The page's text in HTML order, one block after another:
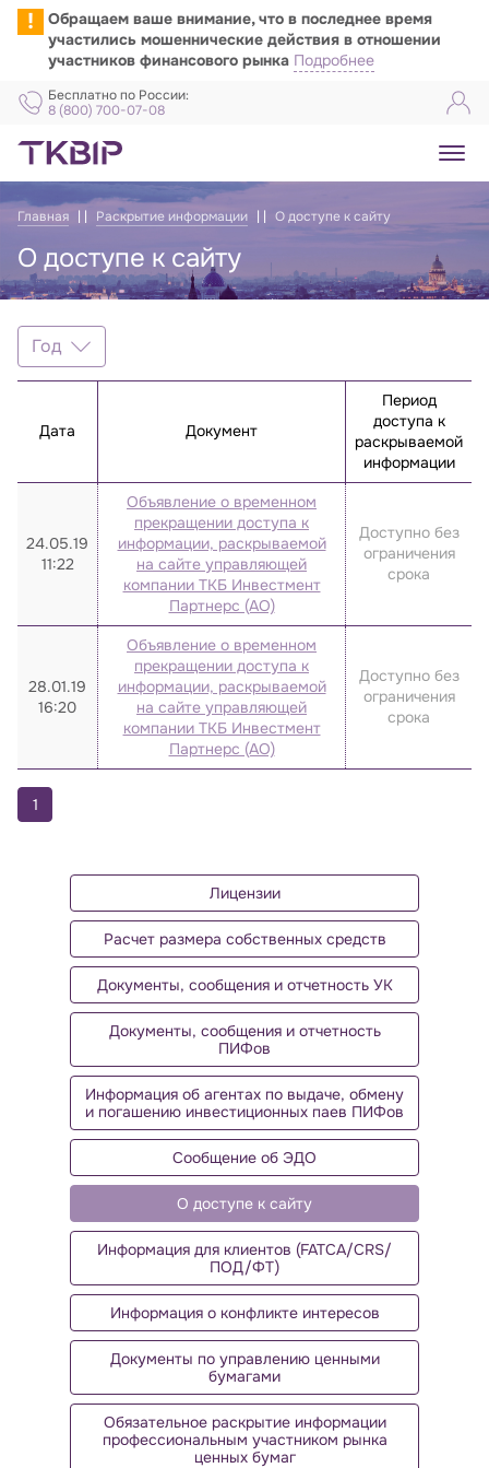
!
Обращаем ваше внимание, что в последнее время
участились мошеннические действия в отношении
участников финансового рынка Подробнее
Бесплатно по России:
8 (800) 700-07-08
Главная Раскрытие информации О доступе к сайту
О доступе к сайту
О доступе к сайту
Год
Год
2024
2022
2020
2018
2016
2015
2013
Дата Документ
Период
доступа к
раскрываемой
информации
24.05.19
11:22
Объявление о временном
прекращении доступа к
информации, раскрываемой
на сайте управляющей
компании ТКБ Инвестмент
Партнерс (АО)
Доступно без
ограничения
срока
28.01.19
16:20
Объявление о временном
прекращении доступа к
информации, раскрываемой
на сайте управляющей
компании ТКБ Инвестмент
Партнерс (АО)
Доступно без
ограничения
срока
1
Лицензии
Расчет размера собственных средств
Документы, сообщения и отчетность УК
Документы, сообщения и отчетность
ПИФов
Информация об агентах по выдаче, обмену
и погашению инвестиционных паев ПИФов
Сообщение об ЭДО
О доступе к сайту
Информация для клиентов (FATCA/CRS/
ПОД/ФТ)
Информация о конфликте интересов
Документы по управлению ценными
бумагами
Обязательное раскрытие информации
профессиональным участником рынка
ценных бумаг